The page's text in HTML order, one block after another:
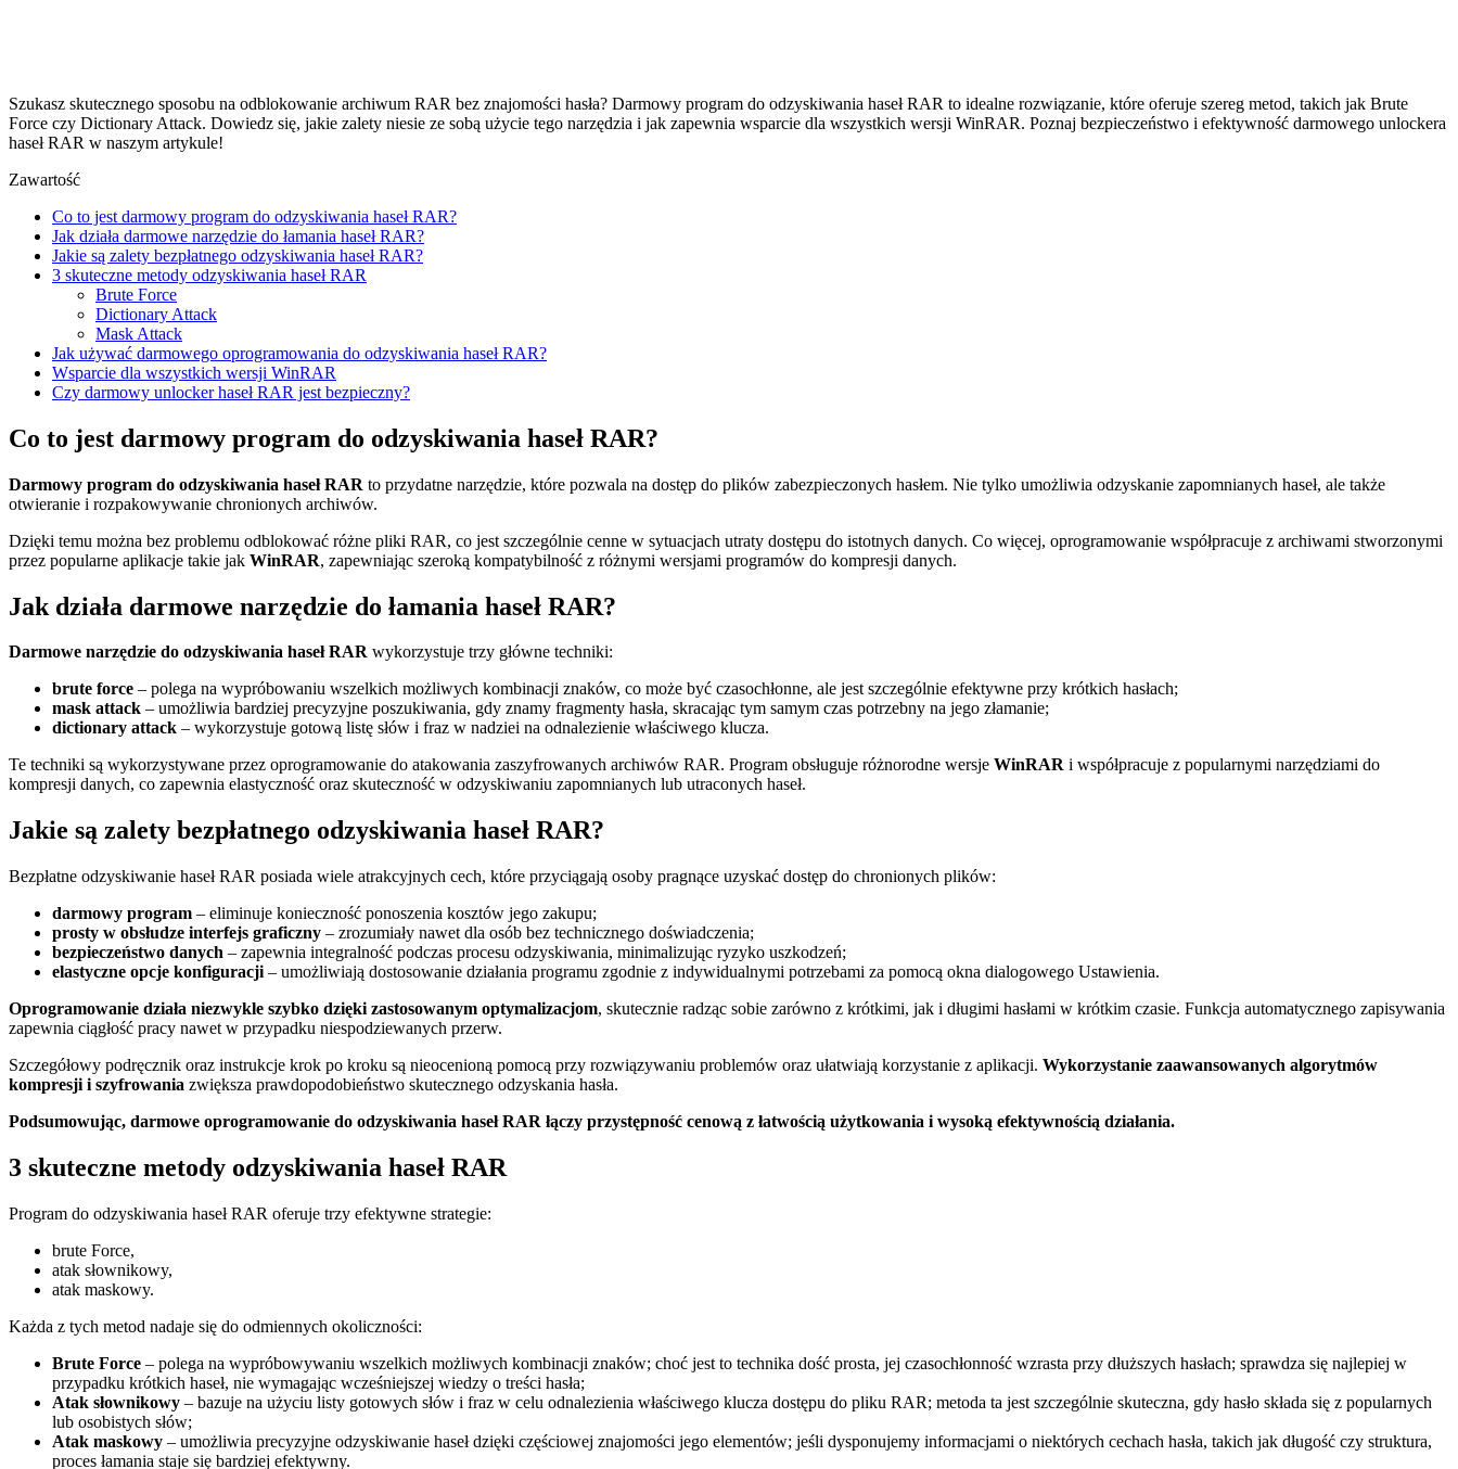
Szukasz skutecznego sposobu na odblokowanie archiwum RAR bez znajomości hasła? Darmowy program do odzyskiwania haseł RAR to idealne rozwiązanie, które oferuje szereg metod, takich jak Brute
Force czy Dictionary Attack. Dowiedz się, jakie zalety niesie ze sobą użycie tego narzędzia i jak zapewnia wsparcie dla wszystkich wersji WinRAR. Poznaj bezpieczeństwo i efektywność darmowego unlockera
haseł RAR w naszym artykule!
Zawartość
Co to jest darmowy program do odzyskiwania haseł RAR?
Jak działa darmowe narzędzie do łamania haseł RAR?
Jakie są zalety bezpłatnego odzyskiwania haseł RAR?
3 skuteczne metody odzyskiwania haseł RAR
Brute Force
Dictionary Attack
Mask Attack
Jak używać darmowego oprogramowania do odzyskiwania haseł RAR?
Wsparcie dla wszystkich wersji WinRAR
Czy darmowy unlocker haseł RAR jest bezpieczny?
Co to jest darmowy program do odzyskiwania haseł RAR?
Darmowy program do odzyskiwania haseł RAR to przydatne narzędzie, które pozwala na dostęp do plików zabezpieczonych hasłem. Nie tylko umożliwia odzyskanie zapomnianych haseł, ale także
otwieranie i rozpakowywanie chronionych archiwów.
Dzięki temu można bez problemu odblokować różne pliki RAR, co jest szczególnie cenne w sytuacjach utraty dostępu do istotnych danych. Co więcej, oprogramowanie współpracuje z archiwami stworzonymi
przez popularne aplikacje takie jak WinRAR, zapewniając szeroką kompatybilność z różnymi wersjami programów do kompresji danych.
Jak działa darmowe narzędzie do łamania haseł RAR?
Darmowe narzędzie do odzyskiwania haseł RAR wykorzystuje trzy główne techniki:
brute force – polega na wypróbowaniu wszelkich możliwych kombinacji znaków, co może być czasochłonne, ale jest szczególnie efektywne przy krótkich hasłach;
mask attack – umożliwia bardziej precyzyjne poszukiwania, gdy znamy fragmenty hasła, skracając tym samym czas potrzebny na jego złamanie;
dictionary attack – wykorzystuje gotową listę słów i fraz w nadziei na odnalezienie właściwego klucza.
Te techniki są wykorzystywane przez oprogramowanie do atakowania zaszyfrowanych archiwów RAR. Program obsługuje różnorodne wersje WinRAR i współpracuje z popularnymi narzędziami do
kompresji danych, co zapewnia elastyczność oraz skuteczność w odzyskiwaniu zapomnianych lub utraconych haseł.
Jakie są zalety bezpłatnego odzyskiwania haseł RAR?
Bezpłatne odzyskiwanie haseł RAR posiada wiele atrakcyjnych cech, które przyciągają osoby pragnące uzyskać dostęp do chronionych plików:
darmowy program – eliminuje konieczność ponoszenia kosztów jego zakupu;
prosty w obsłudze interfejs graficzny – zrozumiały nawet dla osób bez technicznego doświadczenia;
bezpieczeństwo danych – zapewnia integralność podczas procesu odzyskiwania, minimalizując ryzyko uszkodzeń;
elastyczne opcje konfiguracji – umożliwiają dostosowanie działania programu zgodnie z indywidualnymi potrzebami za pomocą okna dialogowego Ustawienia.
Oprogramowanie działa niezwykle szybko dzięki zastosowanym optymalizacjom, skutecznie radząc sobie zarówno z krótkimi, jak i długimi hasłami w krótkim czasie. Funkcja automatycznego zapisywania
zapewnia ciągłość pracy nawet w przypadku niespodziewanych przerw.
Szczegółowy podręcznik oraz instrukcje krok po kroku są nieocenioną pomocą przy rozwiązywaniu problemów oraz ułatwiają korzystanie z aplikacji. Wykorzystanie zaawansowanych algorytmów
kompresji i szyfrowania zwiększa prawdopodobieństwo skutecznego odzyskania hasła.
Podsumowując, darmowe oprogramowanie do odzyskiwania haseł RAR łączy przystępność cenową z łatwością użytkowania i wysoką efektywnością działania.
3 skuteczne metody odzyskiwania haseł RAR
Program do odzyskiwania haseł RAR oferuje trzy efektywne strategie:
brute Force,
atak słownikowy,
atak maskowy.
Każda z tych metod nadaje się do odmiennych okoliczności:
Brute Force – polega na wypróbowywaniu wszelkich możliwych kombinacji znaków; choć jest to technika dość prosta, jej czasochłonność wzrasta przy dłuższych hasłach; sprawdza się najlepiej w
przypadku krótkich haseł, nie wymagając wcześniejszej wiedzy o treści hasła;
Atak słownikowy – bazuje na użyciu listy gotowych słów i fraz w celu odnalezienia właściwego klucza dostępu do pliku RAR; metoda ta jest szczególnie skuteczna, gdy hasło składa się z popularnych
lub osobistych słów;
Atak maskowy – umożliwia precyzyjne odzyskiwanie haseł dzięki częściowej znajomości jego elementów; jeśli dysponujemy informacjami o niektórych cechach hasła, takich jak długość czy struktura,
proces łamania staje się bardziej efektywny.